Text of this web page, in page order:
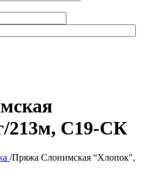
213м, С19-СК
/Пряжа Слонимская “Хлопок",